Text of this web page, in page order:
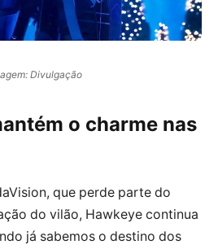
Divulgação
o charme nas
que perde parte do
do vilão, Hawkeye continua
já sabemos o destino dos